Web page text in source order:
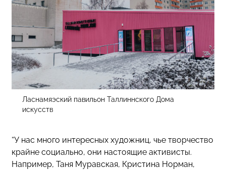
Ласнамяэский павильон Таллиннского Дома
искусств
“У нас много интересных художниц, чье творчество
крайне социально, они настоящие активисты.
Например, Таня Муравская, Кристина Норман,